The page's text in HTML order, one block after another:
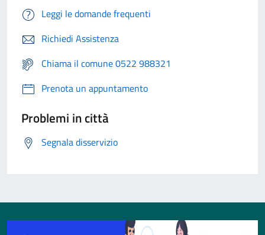
Leggi le domande frequenti
Richiedi Assistenza
Chiama il comune 0522 988321
Prenota un appuntamento
Problemi in città
Segnala disservizio